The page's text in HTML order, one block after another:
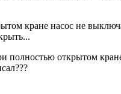
кране насос не
полностью открытом